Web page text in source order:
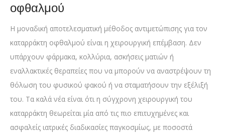
οφθαλμού
Η μοναδική αποτελεσματική μέθοδος αντιμετώπισης για τον
καταρράκτη οφθαλμού είναι η χειρουργική επέμβαση. Δεν
υπάρχουν φάρμακα, κολλύρια, ασκήσεις ματιών ή
εναλλακτικές θεραπείες που να μπορούν να αναστρέψουν τη
θόλωση του φυσικού φακού ή να σταματήσουν την εξέλιξή
του. Τα καλά νέα είναι ότι η σύγχρονη χειρουργική του
καταρράκτη θεωρείται μία από τις πιο επιτυχημένες και
ασφαλείς ιατρικές διαδικασίες παγκοσμίως, με ποσοστά